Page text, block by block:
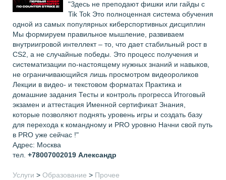
"Здесь не преподают фишки или гайды с
Tik Tok Это полноценная система обучения
одной из самых популярных киберспортивных дисциплин
Мы формируем правильное мышление, развиваем
внутриигровой интеллект – то, что дает стабильный рост в
CS2, а не случайные победы. Это процесс получения и
систематизации по-настоящему нужных знаний и навыков,
не ограничивающийся лишь просмотром видеороликов
Лекции в видео- и текстовом форматах Практика и
домашние задания Тесты и контроль прогресса Итоговый
экзамен и аттестация Именной сертификат Знания,
которые позволяют поднять уровень игры и создать базу
для перехода к командному и PRO уровню Начни свой путь
в PRO уже сейчас !"
Адрес: Москва
тел. +78007002019 Александр
Услуги > Образование > Прочее